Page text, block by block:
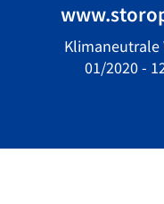
Klimaneutrale
01/2020 -